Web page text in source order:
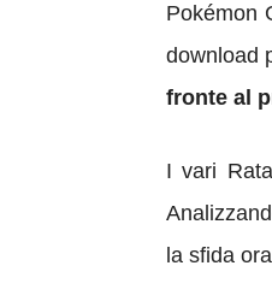
Pokémon
download
fronte al
I vari
la sfida